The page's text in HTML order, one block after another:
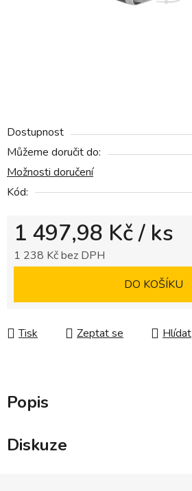
Dostupnost
Můžeme doručit do:
Možnosti doručení
Kód:
1 497,98 Kč/ ks
1 238 Kč bez DPH
DO KOŠÍKU
Tisk Zeptat se Hlídat
Popis
Diskuze